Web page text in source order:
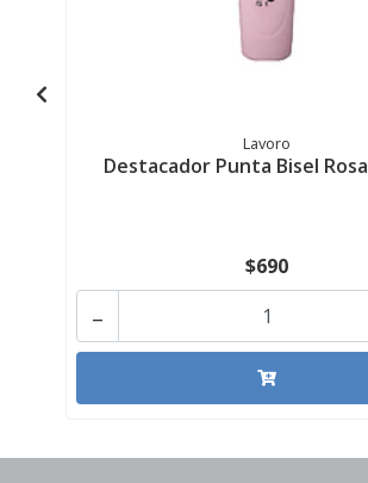
Lavoro
Destacador Punta Bisel
$690
-